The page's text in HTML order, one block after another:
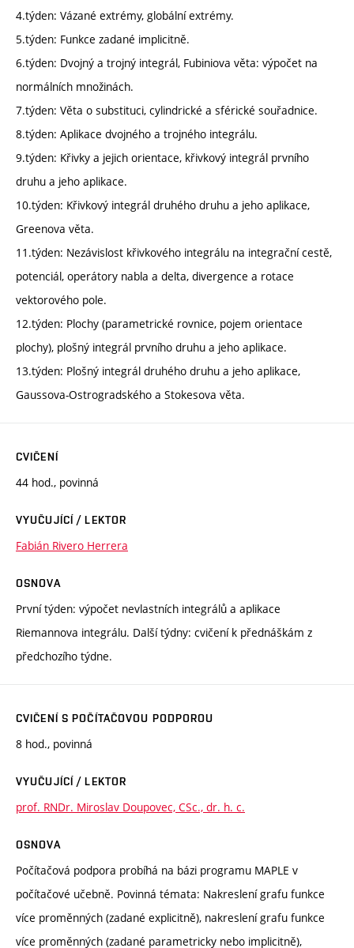
4.týden: Vázané extrémy, globální extrémy.
5.týden: Funkce zadané implicitně.
6.týden: Dvojný a trojný integrál, Fubiniova věta: výpočet na
normálních množinách.
7.týden: Věta o substituci, cylindrické a sférické souřadnice.
8.týden: Aplikace dvojného a trojného integrálu.
9.týden: Křivky a jejich orientace, křivkový integrál prvního
druhu a jeho aplikace.
10.týden: Křivkový integrál druhého druhu a jeho aplikace,
Greenova věta.
11.týden: Nezávislost křivkového integrálu na integrační cestě,
potenciál, operátory nabla a delta, divergence a rotace
vektorového pole.
12.týden: Plochy (parametrické rovnice, pojem orientace
plochy), plošný integrál prvního druhu a jeho aplikace.
13.týden: Plošný integrál druhého druhu a jeho aplikace,
Gaussova-Ostrogradského a Stokesova věta.
CVIČENÍ
44 hod., povinná
VYUČUJÍCÍ / LEKTOR
Fabián Rivero Herrera
OSNOVA
První týden: výpočet nevlastních integrálů a aplikace
Riemannova integrálu. Další týdny: cvičení k přednáškám z
předchozího týdne.
CVIČENÍ S POČÍTAČOVOU PODPOROU
8 hod., povinná
VYUČUJÍCÍ / LEKTOR
prof. RNDr. Miroslav Doupovec, CSc., dr. h. c.
OSNOVA
Počítačová podpora probíhá na bázi programu MAPLE v
počítačové učebně. Povinná témata: Nakreslení grafu funkce
více proměnných (zadané explicitně), nakreslení grafu funkce
více proměnných (zadané parametricky nebo implicitně),